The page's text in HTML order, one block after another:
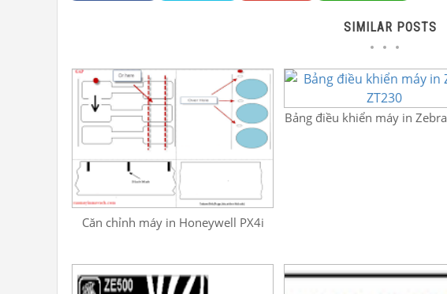
SIMILAR POSTS
Căn chỉnh máy in Honeywell PX4i
Bảng điều khiển máy in